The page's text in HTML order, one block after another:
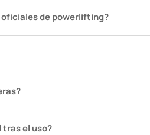
de powerlifting?
tras el uso?